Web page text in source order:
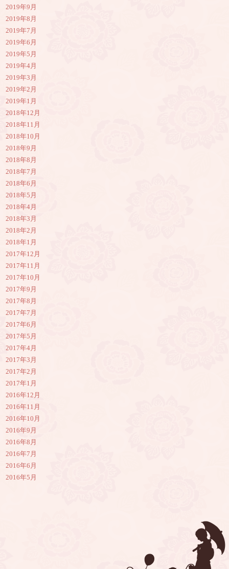
2019年9月
2019年8月
2019年7月
2019年6月
2019年5月
2019年4月
2019年3月
2019年2月
2019年1月
2018年12月
2018年11月
2018年10月
2018年9月
2018年8月
2018年7月
2018年6月
2018年5月
2018年4月
2018年3月
2018年2月
2018年1月
2017年12月
2017年11月
2017年10月
2017年9月
2017年8月
2017年7月
2017年6月
2017年5月
2017年4月
2017年3月
2017年2月
2017年1月
2016年12月
2016年11月
2016年10月
2016年9月
2016年8月
2016年7月
2016年6月
2016年5月